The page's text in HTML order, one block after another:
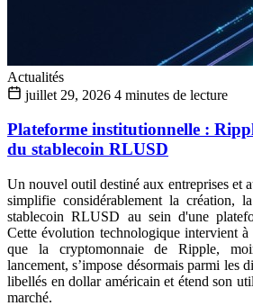
Actualités
juillet 29, 2026 4 minutes de lecture
Plateforme institutionnelle :
du stablecoin RLUSD
Un nouvel outil destiné aux entreprises et
simplifie considérablement la création,
stablecoin RLUSD au sein d'une
Cette évolution technologique intervient
que la cryptomonnaie de Ripple,
lancement, s’impose désormais parmi les
libellés en dollar américain et étend son
marché.